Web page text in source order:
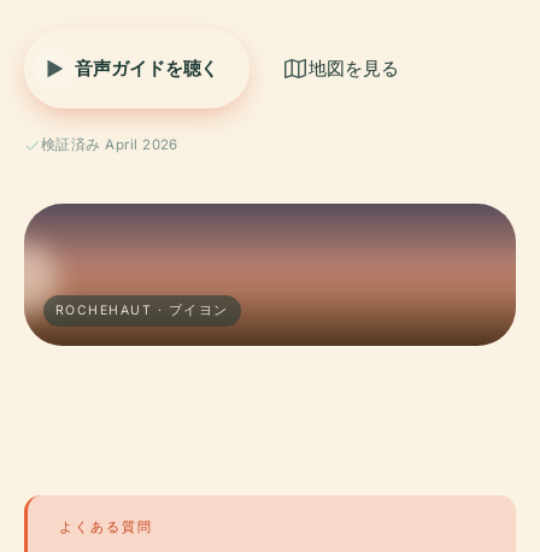
音声ガイドを聴く 地図を見る
検証済み April 2026
ROCHEHAUT · ブイヨン
よくある質問